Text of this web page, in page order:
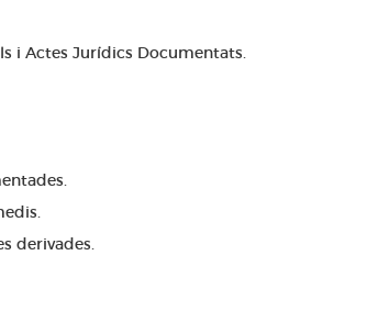
i Actes Jurídics Documentats.
derivades.